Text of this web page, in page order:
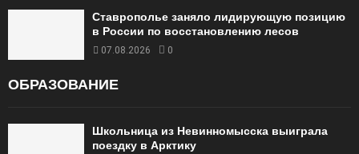
Ставрополье заняло лидирующую позицию
в России по восстановлению лесов
07.08.2026 0
ОБРАЗОВАНИЕ
Школьница из Невинномысска выиграла
поездку в Арктику